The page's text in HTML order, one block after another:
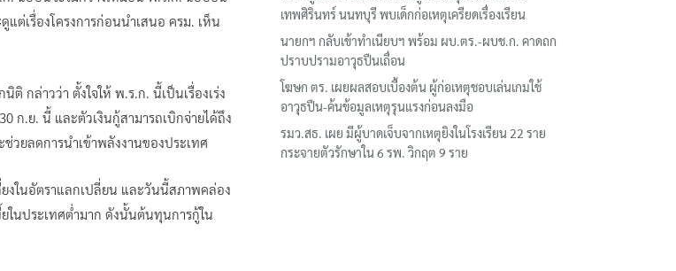
ต่เรื่องโครงการก่อนนำเสนอ ครม. เห็น
กล่าวว่า ตั้งใจให้ พ.ร.ก. นี้เป็นเรื่องเร่ง
ก.ย. นี้ และตัวเงินกู้สามารถเบิกจ่ายได้ถึง
วยลดการนำเข้าพลังงานของประเทศ
งในอัตราแลกเปลี่ยน และวันนี้สภาพคล่อง
นประเทศต่ำมาก ดังนั้นต้นทุนการกู้ใน
เทพศิรินทร์ นนทบุรี พบเด็กก่อเหตุเครียดเรื่องเรียน
นายกฯ กลับเข้าทำเนียบฯ พร้อม ผบ.ตร.-ผบช.ก. คาดถก
ปราบปรามอาวุธปืนเถื่อน
โฆษก ตร. เผยผลสอบเบื้องต้น ผู้ก่อเหตุชอบเล่นเกมใช้
อาวุธปืน-ค้นข้อมูลเหตุรุนแรงก่อนลงมือ
รมว.สธ. เผย มีผู้บาดเจ็บจากเหตุยิงในโรงเรียน 22 ราย
กระจายตัวรักษาใน 6 รพ. วิกฤต 9 ราย